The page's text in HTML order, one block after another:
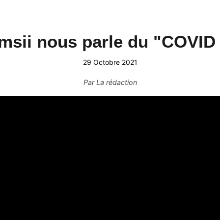
nous parle du "COVID
29 Octobre 2021
ParLa rédaction